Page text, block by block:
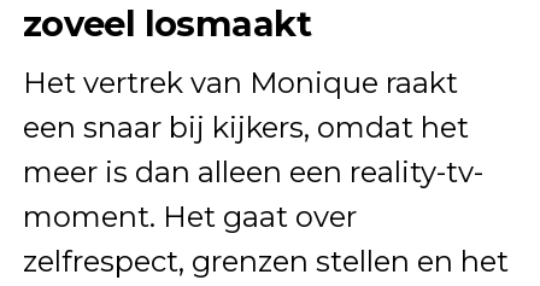
zoveel losmaakt
Het vertrek van Monique raakt
een snaar bij kijkers, omdat het
meer is dan alleen een reality-tv-
moment. Het gaat over
zelfrespect, grenzen stellen en het